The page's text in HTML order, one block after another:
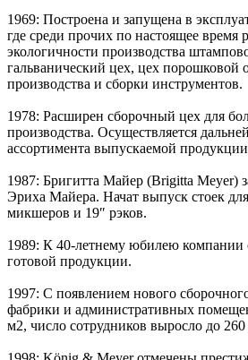
1969: Построена и запущена в
где среди прочих по настоящее
экологичности производства
гальванический цех, цех порошковой
производства и сборки инструментов.
1978: Расширен сборочный цех для
производства. Осуществляется
ассортимента выпускаемой
1987: Бригитта Майер (Brigitta Meyer)
Эриха Майера. Начат выпуск стоек
микшеров и 19″ рэков.
1989: К 40-летнему юбилею компании
готовой продукции.
1997: С появлением нового
фабрики и административных
м2, число сотрудников выросло до 260